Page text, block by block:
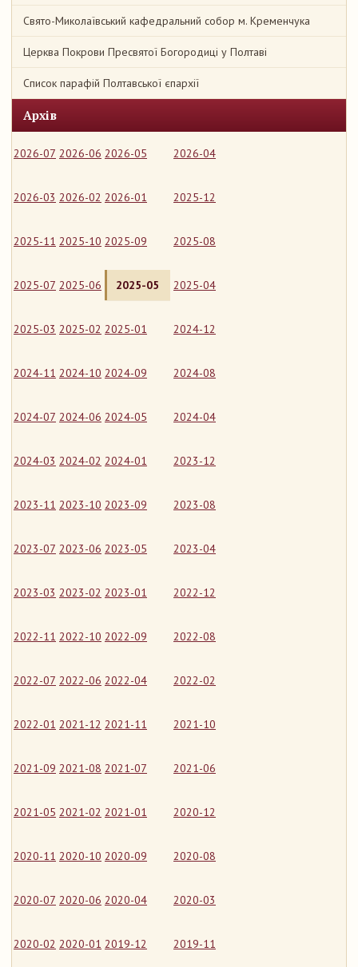
Свято-Миколаївський кафедральний собор м. Кременчука
Церква Покрови Пресвятої Богородиці у Полтаві
Список парафій Полтавської єпархії
Архів
2026-07 2026-06 2026-05 2026-04
2026-03 2026-02 2026-01 2025-12
2025-11 2025-10 2025-09 2025-08
2025-07 2025-06 2025-05 2025-04
2025-03 2025-02 2025-01 2024-12
2024-11 2024-10 2024-09 2024-08
2024-07 2024-06 2024-05 2024-04
2024-03 2024-02 2024-01 2023-12
2023-11 2023-10 2023-09 2023-08
2023-07 2023-06 2023-05 2023-04
2023-03 2023-02 2023-01 2022-12
2022-11 2022-10 2022-09 2022-08
2022-07 2022-06 2022-04 2022-02
2022-01 2021-12 2021-11 2021-10
2021-09 2021-08 2021-07 2021-06
2021-05 2021-02 2021-01 2020-12
2020-11 2020-10 2020-09 2020-08
2020-07 2020-06 2020-04 2020-03
2020-02 2020-01 2019-12 2019-11